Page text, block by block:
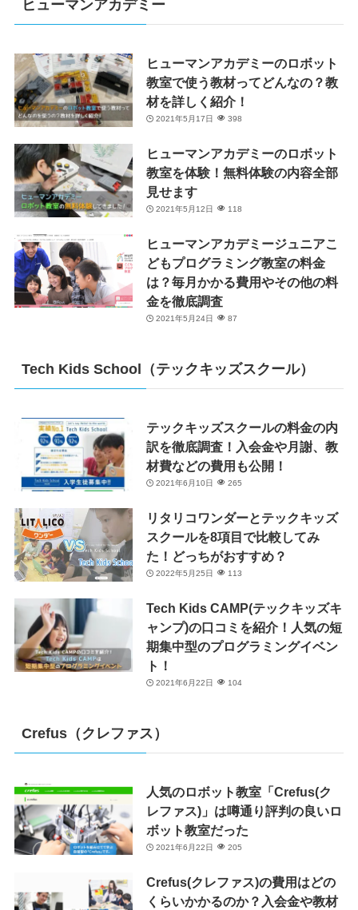
ヒューマンアカデミー
ヒューマンアカデミーのロボット
教室で使う教材ってどんなの？教
材を詳しく紹介！
2021年5月17日 398
ヒューマンアカデミーのロボット
教室を体験！無料体験の内容全部
見せます
2021年5月12日 118
ヒューマンアカデミージュニアこ
どもプログラミング教室の料金
は？毎月かかる費用やその他の料
金を徹底調査
2021年5月24日 87
Tech Kids School（テックキッズスクール）
テックキッズスクールの料金の内
訳を徹底調査！入会金や月謝、教
材費などの費用も公開！
2021年6月10日 265
リタリコワンダーとテックキッズ
スクールを8項目で比較してみ
た！どっちがおすすめ？
2022年5月25日 113
Tech Kids CAMP(テックキッズキ
ャンプ)の口コミを紹介！人気の短
期集中型のプログラミングイベン
ト！
2021年6月22日 104
Crefus（クレファス）
人気のロボット教室「Crefus(ク
レファス)」は噂通り評判の良いロ
ボット教室だった
2021年6月22日 205
Crefus(クレファス)の費用はどの
くらいかかるのか？入会金や教材